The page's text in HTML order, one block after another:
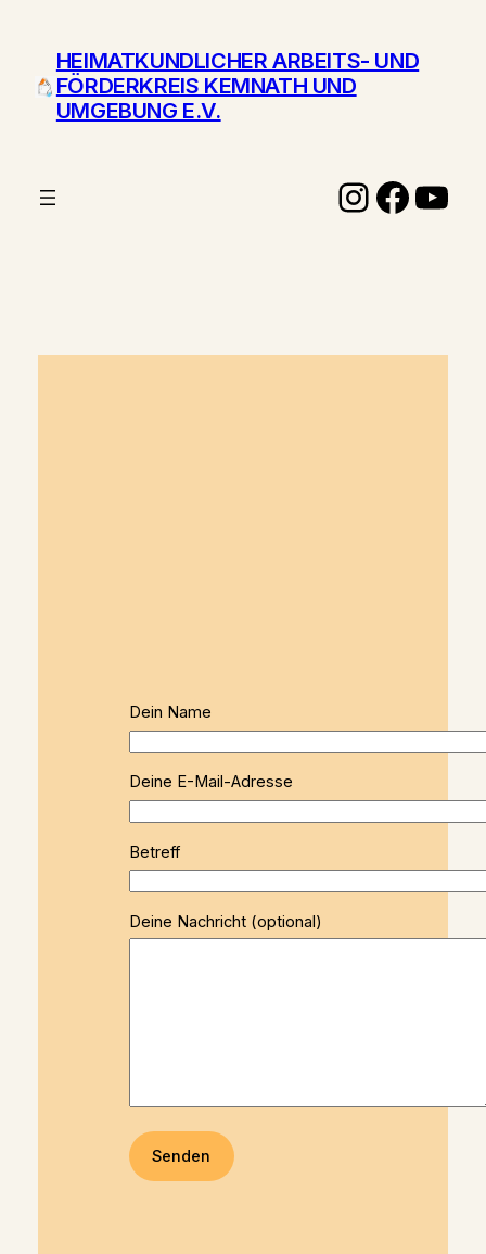
springenHEIMATKUNDLICHER ARBEITS- UND
FÖRDERKREIS KEMNATH UND
UMGEBUNG E.V.
Dein Name
Deine E-Mail-Adresse
Betreff
Deine Nachricht (optional)